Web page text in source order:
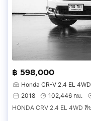
฿ 598,000
Honda CR-V 2.4 EL 4WD
2018
102,446 กม.
HONDA CRV 2.4 EL 4WD